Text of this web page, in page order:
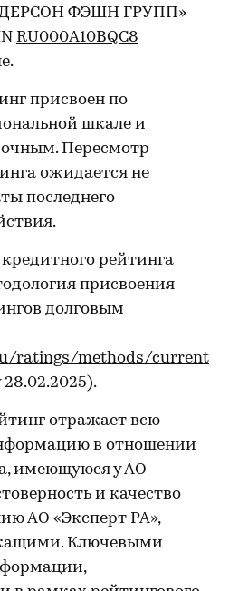
ФЭШН ГРУПП»
RU000A10BQC8
присвоен по
шкале и
Пересмотр
ожидается не
последнего
рейтинга
присвоения
долговым
ratings/methods/current
28.02.2025).
отражает всю
в отношении
имеющуюся у АО
и качество
АО «Эксперт РА»,
Ключевыми